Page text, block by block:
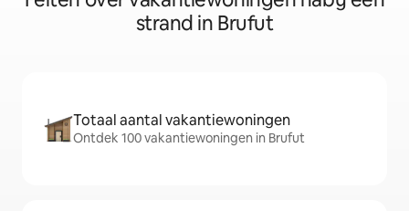
strand in Brufut
Totaal aantal vakantiewoningen
Ontdek 100 vakantiewoningen in Brufut